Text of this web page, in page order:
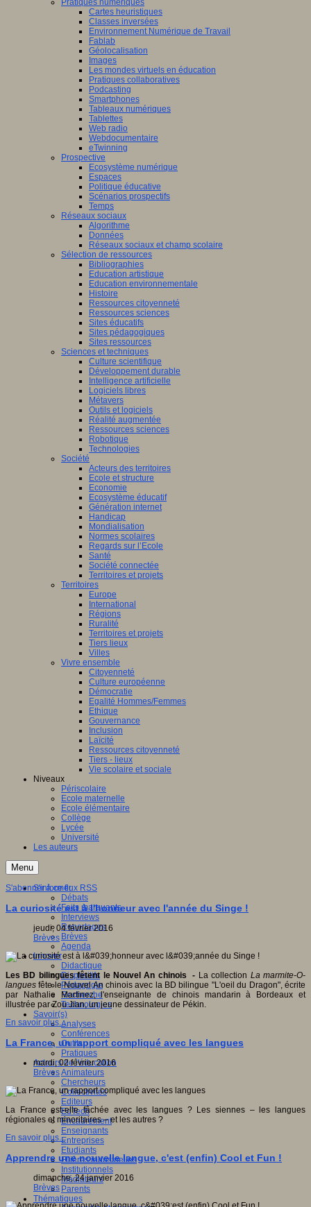
Pratiques numériques
Cartes heuristiques
Classes inversées
Environnement Numérique de Travail
Fablab
Géolocalisation
Images
Les mondes virtuels en éducation
Pratiques collaboratives
Podcasting
Smartphones
Tableaux numériques
Tablettes
Web radio
Webdocumentaire
eTwinning
Prospective
Ecosystème numérique
Espaces
Politique éducative
Scénarios prospectifs
Temps
Réseaux sociaux
Algorithme
Données
Réseaux sociaux et champ scolaire
Sélection de ressources
Bibliographies
Education artistique
Education environnementale
Histoire
Ressources citoyenneté
Ressources sciences
Sites éducatifs
Sites pédagogiques
Sites ressources
Sciences et techniques
Culture scientifique
Développement durable
Intelligence artificielle
Logiciels libres
Métavers
Outils et logiciels
Réalité augmentée
Ressources sciences
Robotique
Technologies
Société
Acteurs des territoires
Ecole et structure
Economie
Ecosystème éducatif
Génération internet
Handicap
Mondialisation
Normes scolaires
Regards sur l’Ecole
Santé
Société connectée
Territoires et projets
Territoires
Europe
International
Régions
Ruralité
Territoires et projets
Tiers lieux
Villes
Vivre ensemble
Citoyenneté
Culture européenne
Démocratie
Egalité Hommes/Femmes
Ethique
Gouvernance
Inclusion
Laïcité
Ressources citoyenneté
Tiers - lieux
Vie scolaire et sociale
Niveaux
Périscolaire
Ecole maternelle
Ecole élémentaire
Collège
Lycée
Université
Les auteurs
Menu
S'informer
Débats
Faits marquants
Interviews
Reportages
Brèves
Agenda
Innover
Didactique
Dispositifs
Pédagogie
Recherche
Technologies
Savoir(s)
Analyses
Conférences
Outils
Pratiques
Acteurs de l'éducation
Animateurs
Chercheurs
Collectivités
Editeurs
EdTech
Encadrement
Enseignants
Entreprises
Etudiants
Filières industrielles
Institutionnels
Médiateurs
Parents
Thématiques
S'abonner à ce flux RSS
La curiosité est à l'honneur avec l'année du Singe !
jeudi, 04 février 2016
Brèves
Les BD bilingues fêtent le Nouvel An chinois - La collection La marmite-O-
languesfête le Nouvel An chinois avec la BD bilingue "L'oeil du Dragon", écrite
par Nathalie Martinez, l'enseignante de chinois mandarin à Bordeaux et
illustrée par Zou Jian, un jeune dessinateur de Pékin.
En savoir plus...
La France, un rapport compliqué avec les langues
mardi, 02 février 2016
Brèves
La France est-elle fâchée avec les langues ? Les siennes – les langues
régionales et minoritaires – et les autres ?
En savoir plus...
Apprendre une nouvelle langue, c'est (enfin) Cool et Fun !
dimanche, 24 janvier 2016
Brèves